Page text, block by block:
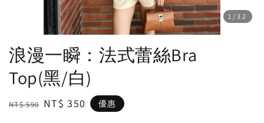
1 /32
浪漫一瞬：法式蕾絲Bra
Top(黑/白)
Regular
NT$ 590 Sale
NT$ 350 優惠